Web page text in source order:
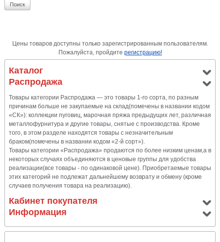
Цены товаров доступны только зарегистрированным пользователям.
Пожалуйста, пройдите регистрацию!
Каталог
Распродажа
Товары категории Распродажа — это товары 1-го сорта, по разным
причинам больше не закупаемые на склад(помечены в названии кодом
«СК»): коллекции пуговиц, марочная пряжа предыдущих лет, различная
металлофурнитура и другие товары, снятые с производства. Кроме
того, в этом разделе находятся товары с незначительным
браком(помечены в названии кодом «2-й сорт»).
Товары категории «Распродажа» продаются по более низким ценам,а в
некоторых случаях объединяются в ценовые группы для удобства
реализации(все товары - по одинаковой цене). Приобретаемые товары
этих категорий не подлежат дальнейшему возврату и обмену (кроме
случаев получения товара на реализацию).
Кабинет покупателя
Информация